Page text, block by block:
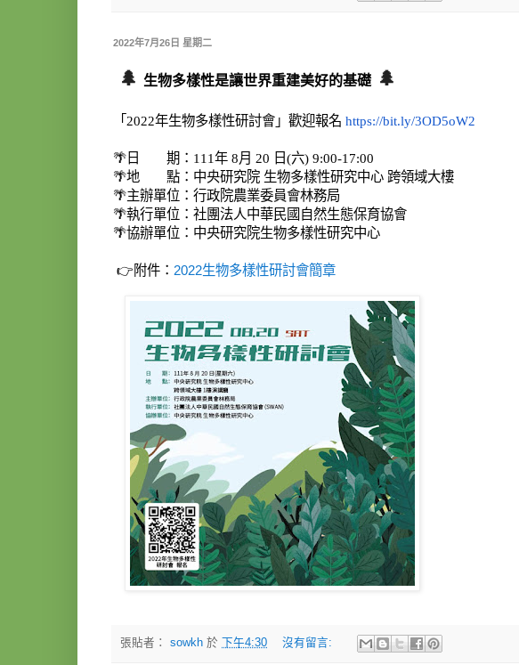
2022年7月26日 星期二
🌲 生物多樣性是讓世界重建美好的基礎 🌲
「 2022年生物多樣性研討會」 歡迎報名 https://bit.ly/3OD5oW2
🌴日 期： 111年 8月 20 日(六) 9:00-17:00
🌴地 點：中央研究院 生物多樣性研究中心 跨領域大樓
🌴主辦單位：行政院農業委員會林務局
🌴執行單位：社團法人中華民國自然生態保育協會
🌴協辦單位：中央研究院生物多樣性研究中心
👉附件： 2022生物多樣性研討會簡章
張貼者： sowkh 於 下午4:30 沒有留言: